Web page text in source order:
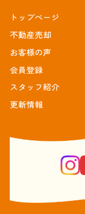
トップぺージ
不動産売却
お客様の声
会員登録
スタッフ紹介
更新情報